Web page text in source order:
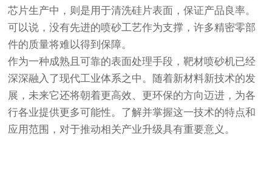
芯片生产中，则是用于清洗硅片表面，保证产品良率。
可以说，没有先进的喷砂工艺作为支撑，许多精密零部
件的质量将难以得到保障。
作为一种成熟且可靠的表面处理手段，靶材喷砂机已经
深深融入了现代工业体系之中。随着新材料新技术的发
展，未来它还将朝着更高效、更环保的方向迈进，为各
行各业提供更多可能性。了解并掌握这一技术的特点和
应用范围，对于推动相关产业升级具有重要意义。